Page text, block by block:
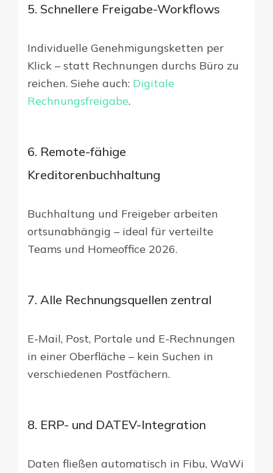
5. Schnellere Freigabe-Workflows
Individuelle Genehmigungsketten per
Klick – statt Rechnungen durchs Büro zu
reichen. Siehe auch: Digitale
Rechnungsfreigabe.
6. Remote-fähige
Kreditorenbuchhaltung
Buchhaltung und Freigeber arbeiten
ortsunabhängig – ideal für verteilte
Teams und Homeoffice 2026.
7. Alle Rechnungsquellen zentral
E-Mail, Post, Portale und E-Rechnungen
in einer Oberfläche – kein Suchen in
verschiedenen Postfächern.
8. ERP- und DATEV-Integration
Daten fließen automatisch in Fibu, WaWi